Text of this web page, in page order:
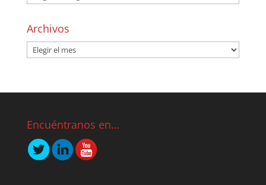
Archivos
Encuéntranos en…